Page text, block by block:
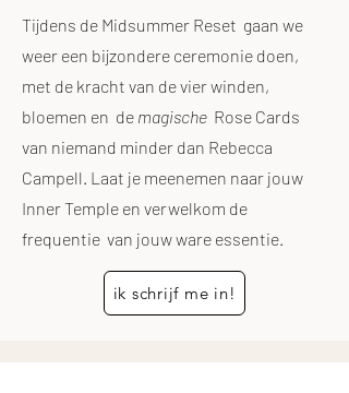
Tijdens de Midsummer Reset gaan we
weer een bijzondere ceremonie doen,
met de kracht van de vier winden,
bloemen en de magische Rose Cards
van niemand minder dan Rebecca
Campell. Laat je meenemen naar jouw
Inner Temple en verwelkom de
frequentie van jouw ware essentie.
ik schrijf me in!